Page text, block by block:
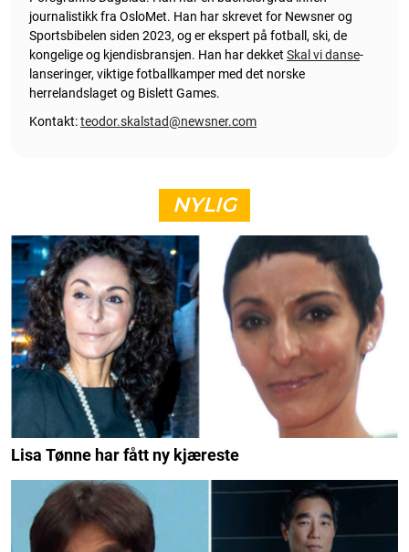
journalistikk fra OsloMet. Han har skrevet for Newsner og
Sportsbibelen siden 2023, og er ekspert på fotball, ski, de
kongelige og kjendisbransjen. Han har dekket Skal vi danse-
lanseringer, viktige fotballkamper med det norske
herrelandslaget og Bislett Games.
Kontakt:teodor.skalstad@newsner.com
NYLIG
Lisa Tønne har fått ny kjæreste